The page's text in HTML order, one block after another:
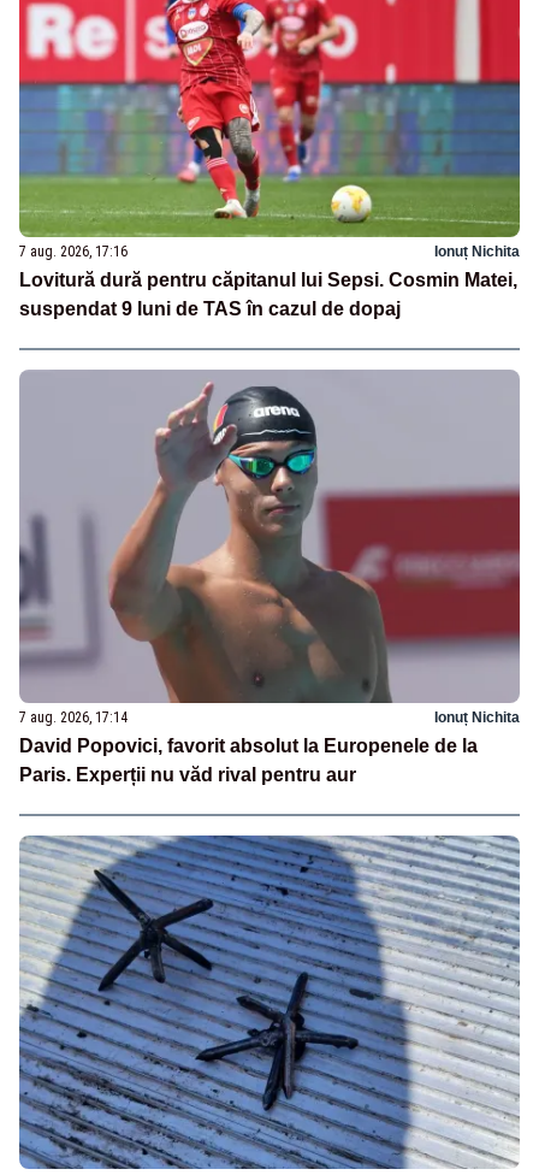
7 aug. 2026, 17:16 Ionuț Nichita
Lovitură dură pentru căpitanul lui Sepsi. Cosmin Matei,
suspendat 9 luni de TAS în cazul de dopaj
7 aug. 2026, 17:14 Ionuț Nichita
David Popovici, favorit absolut la Europenele de la
Paris. Experții nu văd rival pentru aur